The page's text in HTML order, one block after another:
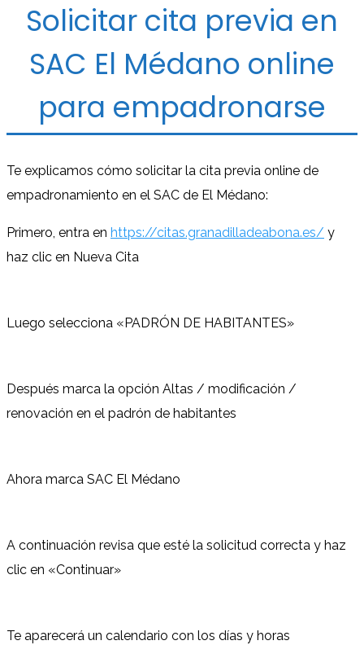
Solicitar cita previa en
SAC El Médano online
para empadronarse
Te explicamos cómo solicitar la cita previa online de
empadronamiento en el SAC de El Médano:
Primero, entra en https://citas.granadilladeabona.es/ y
haz clic en Nueva Cita
Luego selecciona «PADRÓN DE HABITANTES»
Después marca la opción Altas / modificación /
renovación en el padrón de habitantes
Ahora marca SAC El Médano
A continuación revisa que esté la solicitud correcta y haz
clic en «Continuar»
Te aparecerá un calendario con los días y horas